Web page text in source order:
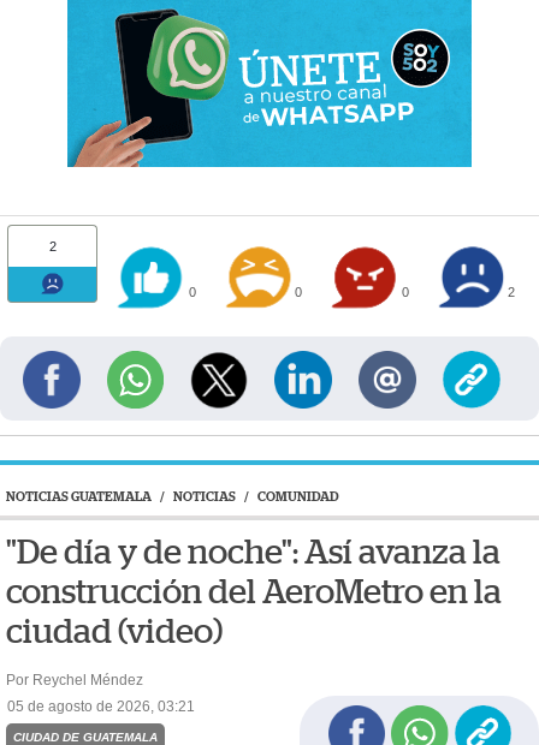
2
0 0 0 2
NOTICIAS GUATEMALA / NOTICIAS / COMUNIDAD
"De día y de noche": Así avanza la
construcción del AeroMetro en la
ciudad (video)
Por Reychel Méndez
05 de agosto de 2026, 03:21
CIUDAD DE GUATEMALA